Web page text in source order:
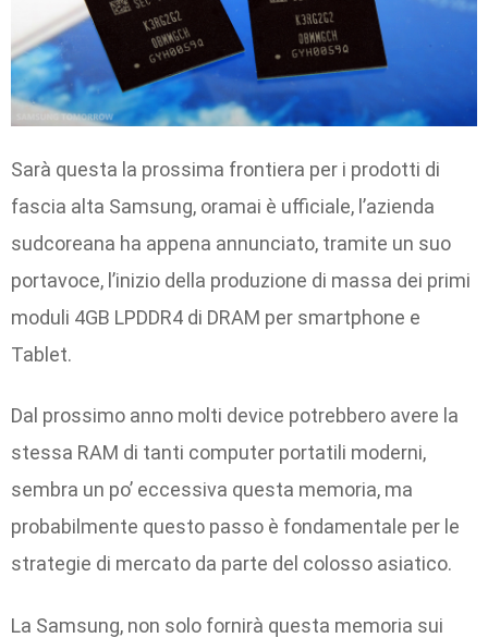
Sarà questa la prossima frontiera per i prodotti di
fascia alta Samsung, oramai è ufficiale, l’azienda
sudcoreana ha appena annunciato, tramite un suo
portavoce, l’inizio della produzione di massa dei primi
moduli 4GB LPDDR4 di DRAM per smartphone e
Tablet.
Dal prossimo anno molti device potrebbero avere la
stessa RAM di tanti computer portatili moderni,
sembra un po’ eccessiva questa memoria, ma
probabilmente questo passo è fondamentale per le
strategie di mercato da parte del colosso asiatico.
La Samsung, non solo fornirà questa memoria sui